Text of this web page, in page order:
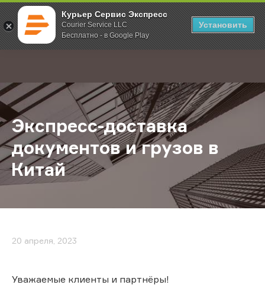
Курьер Сервис Экспресс
Courier Service LLC
Бесплатно - в Google Play
Установить
; Главная О компании Новости Экспресс-доставка документов и
Экспресс-доставка
документов и грузов в
Китай
20 апреля, 2023
Уважаемые клиенты и партнёры!